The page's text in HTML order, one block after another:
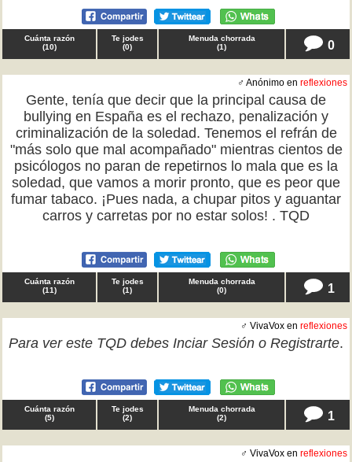
Cuánta razón
(10)
Te jodes
(0)
Menuda chorrada
(1) 0
♂ Anónimo en reflexiones
Gente, tenía que decir que la principal causa de
bullying en España es el rechazo, penalización y
criminalización de la soledad. Tenemos el refrán de
"más solo que mal acompañado" mientras cientos de
psicólogos no paran de repetirnos lo mala que es la
soledad, que vamos a morir pronto, que es peor que
fumar tabaco. ¡Pues nada, a chupar pitos y aguantar
carros y carretas por no estar solos! . TQD
Cuánta razón
(11)
Te jodes
(1)
Menuda chorrada
(0) 1
♂ VivaVox en reflexiones
Para ver este TQD debes Inciar Sesión o Registrarte.
Cuánta razón
(5)
Te jodes
(2)
Menuda chorrada
(2) 1
♂ VivaVox en reflexiones